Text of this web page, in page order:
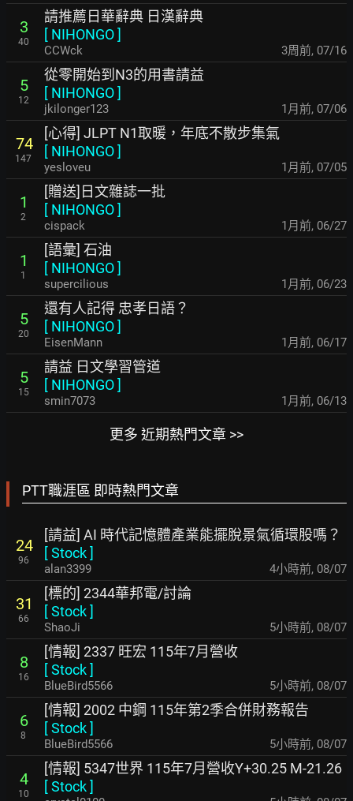
3
40
請推薦日華辭典 日漢辭典
[ NIHONGO]
CCWck 3周前, 07/16
5
12
從零開始到N3的用書請益
[ NIHONGO]
jkilonger123 1月前, 07/06
74
147
[心得] JLPT N1取暖，年底不散步集氣
[ NIHONGO]
yesloveu 1月前, 07/05
1
2
[贈送]日文雜誌一批
[ NIHONGO]
cispack 1月前, 06/27
1
1
[語彙] 石油
[ NIHONGO]
supercilious 1月前, 06/23
5
20
還有人記得 忠孝日語？
[ NIHONGO]
EisenMann 1月前, 06/17
5
15
請益 日文學習管道
[ NIHONGO]
smin7073 1月前, 06/13
更多 近期熱門文章 >>
PTT職涯區 即時熱門文章
24
96
[請益] AI 時代記憶體產業能擺脫景氣循環股嗎？
[Stock]
alan3399 4小時前, 08/07
31
66
[標的] 2344華邦電/討論
[Stock]
ShaoJi 5小時前, 08/07
8
16
[情報] 2337 旺宏 115年7月營收
[Stock]
BlueBird5566 5小時前, 08/07
6
8
[情報] 2002 中鋼 115年第2季合併財務報告
[Stock]
BlueBird5566 5小時前, 08/07
4
10
[情報] 5347世界 115年7月營收Y+30.25 M-21.26
[Stock]